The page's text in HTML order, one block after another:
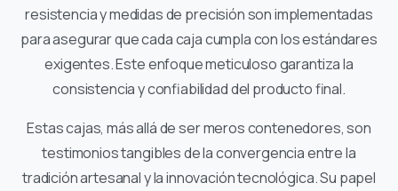
resistencia y medidas de precisión son implementadas
para asegurar que cada caja cumpla con los estándares
exigentes. Este enfoque meticuloso garantiza la
consistencia y confiabilidad del producto final.
Estas cajas, más allá de ser meros contenedores, son
testimonios tangibles de la convergencia entre la
tradición artesanal y la innovación tecnológica. Su papel